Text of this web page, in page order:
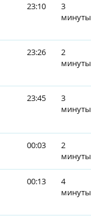
23:10
3
минуты
23:26
2
минуты
23:45
3
минуты
00:03
2
минуты
00:13
4
минуты